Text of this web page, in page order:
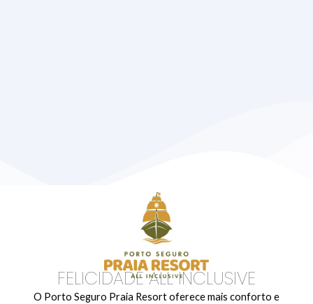
FELICIDADE ALL INCLUSIVE
O Porto Seguro Praia Resort oferece mais conforto e